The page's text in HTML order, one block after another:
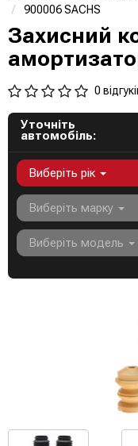
900006 SACHS
Захисний
0
Уточніть
автомобіль:
Виберіть рік
Виберіть марку
Виберіть модель